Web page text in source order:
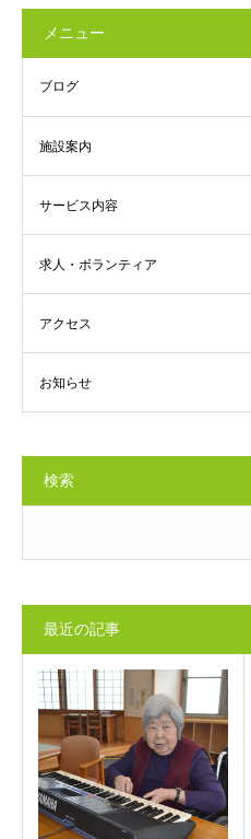
メニュー
ブログ
施設案内
サービス内容
求人・ボランティア
アクセス
お知らせ
検索
最近の記事